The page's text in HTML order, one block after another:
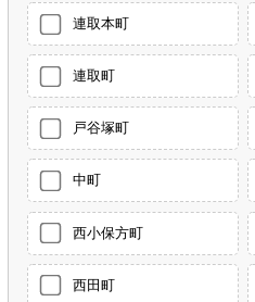
連取本町
連取町
戸谷塚町
中町
西小保方町
西田町